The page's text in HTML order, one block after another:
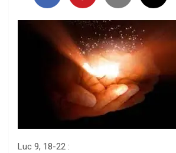
Luc 9, 18-22 :